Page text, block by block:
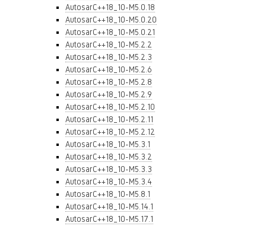
AutosarC++18_10-M5.0.18
AutosarC++18_10-M5.0.20
AutosarC++18_10-M5.0.21
AutosarC++18_10-M5.2.2
AutosarC++18_10-M5.2.3
AutosarC++18_10-M5.2.6
AutosarC++18_10-M5.2.8
AutosarC++18_10-M5.2.9
AutosarC++18_10-M5.2.10
AutosarC++18_10-M5.2.11
AutosarC++18_10-M5.2.12
AutosarC++18_10-M5.3.1
AutosarC++18_10-M5.3.2
AutosarC++18_10-M5.3.3
AutosarC++18_10-M5.3.4
AutosarC++18_10-M5.8.1
AutosarC++18_10-M5.14.1
AutosarC++18_10-M5.17.1